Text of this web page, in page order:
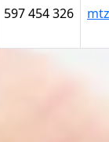
597 454 326